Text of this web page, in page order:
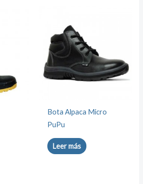
Bota Alpaca Micro
PuPu
Leer más